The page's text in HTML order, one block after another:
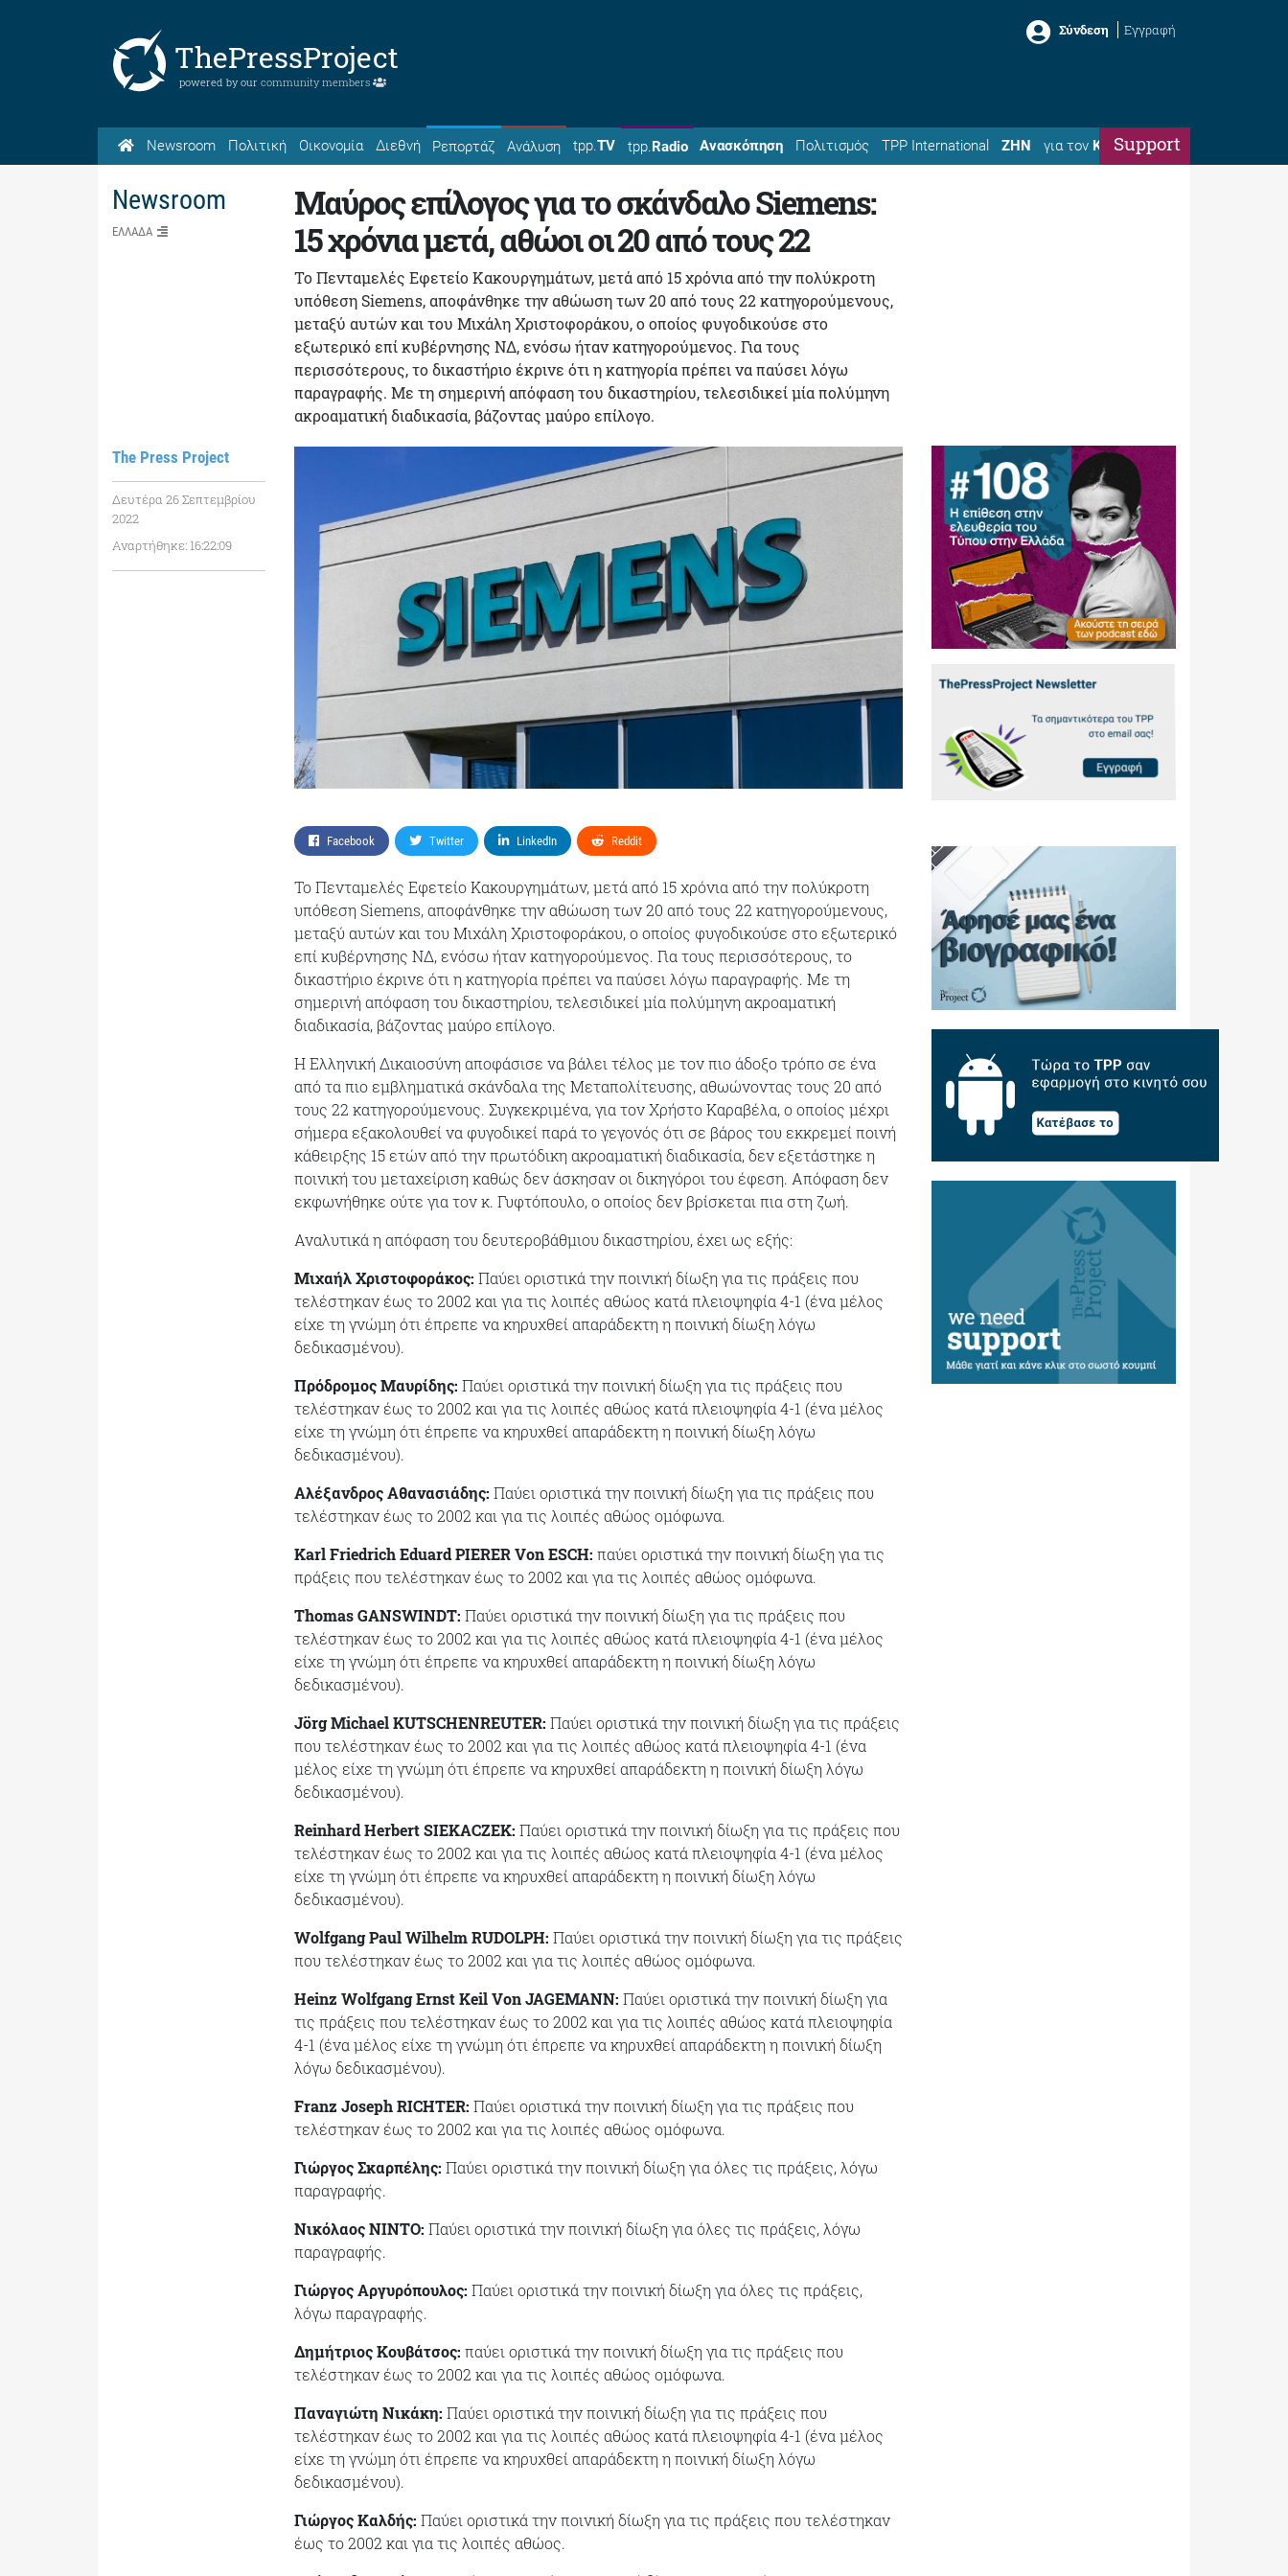
ThePressProject
powered by our community members
Σύνδεση Εγγραφή
Newsroom Πολιτική Οικονομία Διεθνή Ρεπορτάζ Ανάλυση tpp.TV tpp.Radio Ανασκόπηση Πολιτισμός TPP International ΖΗΝ για τον ΚώσταSupport
Newsroom
ΕΛΛΑΔΑ
The Press Project
Δευτέρα 26 Σεπτεμβρίου
2022
Αναρτήθηκε: 16:22:09
Μαύρος επίλογος για το σκάνδαλο Siemens:
15 χρόνια μετά, αθώοι οι 20 από τους 22
Το Πενταμελές Εφετείο Κακουργημάτων, μετά από 15 χρόνια από την πολύκροτη
υπόθεση Siemens, αποφάνθηκε την αθώωση των 20 από τους 22 κατηγορούμενους,
μεταξύ αυτών και του Μιχάλη Χριστοφοράκου, ο οποίος φυγοδικούσε στο
εξωτερικό επί κυβέρνησης ΝΔ, ενόσω ήταν κατηγορούμενος. Για τους
περισσότερους, το δικαστήριο έκρινε ότι η κατηγορία πρέπει να παύσει λόγω
παραγραφής. Με τη σημερινή απόφαση του δικαστηρίου, τελεσιδικεί μία πολύμηνη
ακροαματική διαδικασία, βάζοντας μαύρο επίλογο.
Facebook Twitter LinkedIn Reddit
Το Πενταμελές Εφετείο Κακουργημάτων, μετά από 15 χρόνια από την πολύκροτη
υπόθεση Siemens, αποφάνθηκε την αθώωση των 20 από τους 22 κατηγορούμενους,
μεταξύ αυτών και του Μιχάλη Χριστοφοράκου, ο οποίος φυγοδικούσε στο εξωτερικό
επί κυβέρνησης ΝΔ, ενόσω ήταν κατηγορούμενος. Για τους περισσότερους, το
δικαστήριο έκρινε ότι η κατηγορία πρέπει να παύσει λόγω παραγραφής. Με τη
σημερινή απόφαση του δικαστηρίου, τελεσιδικεί μία πολύμηνη ακροαματική
διαδικασία, βάζοντας μαύρο επίλογο.
Η Ελληνική Δικαιοσύνη αποφάσισε να βάλει τέλος με τον πιο άδοξο τρόπο σε ένα
από τα πιο εμβληματικά σκάνδαλα της Μεταπολίτευσης, αθωώνοντας τους 20 από
τους 22 κατηγορούμενους. Συγκεκριμένα, για τον Χρήστο Καραβέλα, ο οποίος μέχρι
σήμερα εξακολουθεί να φυγοδικεί παρά το γεγονός ότι σε βάρος του εκκρεμεί ποινή
κάθειρξης 15 ετών από την πρωτόδικη ακροαματική διαδικασία, δεν εξετάστηκε η
ποινική του μεταχείριση καθώς δεν άσκησαν οι δικηγόροι του έφεση. Απόφαση δεν
εκφωνήθηκε ούτε για τον κ. Γυφτόπουλο, ο οποίος δεν βρίσκεται πια στη ζωή.
Αναλυτικά η απόφαση του δευτεροβάθμιου δικαστηρίου, έχει ως εξής:
Μιχαήλ Χριστοφοράκος: Παύει οριστικά την ποινική δίωξη για τις πράξεις που
τελέστηκαν έως το 2002 και για τις λοιπές αθώος κατά πλειοψηφία 4-1 (ένα μέλος
είχε τη γνώμη ότι έπρεπε να κηρυχθεί απαράδεκτη η ποινική δίωξη λόγω
δεδικασμένου).
Πρόδρομος Μαυρίδης: Παύει οριστικά την ποινική δίωξη για τις πράξεις που
τελέστηκαν έως το 2002 και για τις λοιπές αθώος κατά πλειοψηφία 4-1 (ένα μέλος
είχε τη γνώμη ότι έπρεπε να κηρυχθεί απαράδεκτη η ποινική δίωξη λόγω
δεδικασμένου).
Αλέξανδρος Αθανασιάδης: Παύει οριστικά την ποινική δίωξη για τις πράξεις που
τελέστηκαν έως το 2002 και για τις λοιπές αθώος ομόφωνα.
Karl Friedrich Eduard PIERER Von ESCH: παύει οριστικά την ποινική δίωξη για τις
πράξεις που τελέστηκαν έως το 2002 και για τις λοιπές αθώος ομόφωνα.
Thomas GANSWINDT: Παύει οριστικά την ποινική δίωξη για τις πράξεις που
τελέστηκαν έως το 2002 και για τις λοιπές αθώος κατά πλειοψηφία 4-1 (ένα μέλος
είχε τη γνώμη ότι έπρεπε να κηρυχθεί απαράδεκτη η ποινική δίωξη λόγω
δεδικασμένου).
Jörg Michael KUTSCHENREUTER: Παύει οριστικά την ποινική δίωξη για τις πράξεις
που τελέστηκαν έως το 2002 και για τις λοιπές αθώος κατά πλειοψηφία 4-1 (ένα
μέλος είχε τη γνώμη ότι έπρεπε να κηρυχθεί απαράδεκτη η ποινική δίωξη λόγω
δεδικασμένου).
Reinhard Herbert SIEKACZEK: Παύει οριστικά την ποινική δίωξη για τις πράξεις που
τελέστηκαν έως το 2002 και για τις λοιπές αθώος κατά πλειοψηφία 4-1 (ένα μέλος
είχε τη γνώμη ότι έπρεπε να κηρυχθεί απαράδεκτη η ποινική δίωξη λόγω
δεδικασμένου).
Wolfgang Paul Wilhelm RUDOLPH: Παύει οριστικά την ποινική δίωξη για τις πράξεις
που τελέστηκαν έως το 2002 και για τις λοιπές αθώος ομόφωνα.
Heinz Wolfgang Ernst Keil Von JAGEMANN: Παύει οριστικά την ποινική δίωξη για
τις πράξεις που τελέστηκαν έως το 2002 και για τις λοιπές αθώος κατά πλειοψηφία
4-1 (ένα μέλος είχε τη γνώμη ότι έπρεπε να κηρυχθεί απαράδεκτη η ποινική δίωξη
λόγω δεδικασμένου).
Franz Joseph RICHTER: Παύει οριστικά την ποινική δίωξη για τις πράξεις που
τελέστηκαν έως το 2002 και για τις λοιπές αθώος ομόφωνα.
Γιώργος Σκαρπέλης: Παύει οριστικά την ποινική δίωξη για όλες τις πράξεις, λόγω
παραγραφής.
Νικόλαος ΝΙΝΤΟ: Παύει οριστικά την ποινική δίωξη για όλες τις πράξεις, λόγω
παραγραφής.
Γιώργος Αργυρόπουλος: Παύει οριστικά την ποινική δίωξη για όλες τις πράξεις,
λόγω παραγραφής.
Δημήτριος Κουβάτσος: παύει οριστικά την ποινική δίωξη για τις πράξεις που
τελέστηκαν έως το 2002 και για τις λοιπές αθώος ομόφωνα.
Παναγιώτη Νικάκη: Παύει οριστικά την ποινική δίωξη για τις πράξεις που
τελέστηκαν έως το 2002 και για τις λοιπές αθώος κατά πλειοψηφία 4-1 (ένα μέλος
είχε τη γνώμη ότι έπρεπε να κηρυχθεί απαράδεκτη η ποινική δίωξη λόγω
δεδικασμένου).
Γιώργος Καλδής: Παύει οριστικά την ποινική δίωξη για τις πράξεις που τελέστηκαν
έως το 2002 και για τις λοιπές αθώος.